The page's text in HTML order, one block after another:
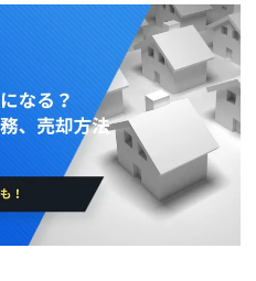
事故物件
底地
再建築不可物件